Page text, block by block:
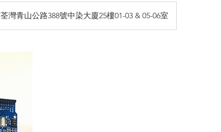
荃灣青山公路388號中染大廈25樓01-03 & 05-06室